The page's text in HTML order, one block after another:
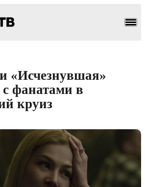
«Исчезнувшая»
с фанатами в
круиз